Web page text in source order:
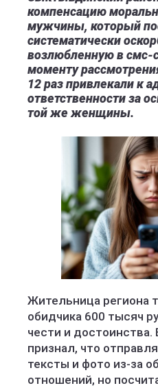
компенсацию
мужчины, который
систематически
возлюбленную в смс-
моменту
12 раз привлекали к
ответственности за
той же женщины.
Жительница региона
обидчика 600 тысяч
чести и
признал, что
тексты и фото из-за
отношений, но